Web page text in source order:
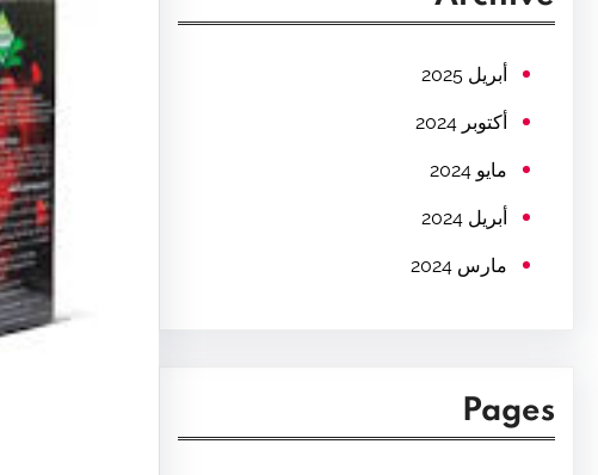
c
أبريل 2025
أكتوبر 2024
مايو 2024
أبريل 2024
مارس 2024
Pages